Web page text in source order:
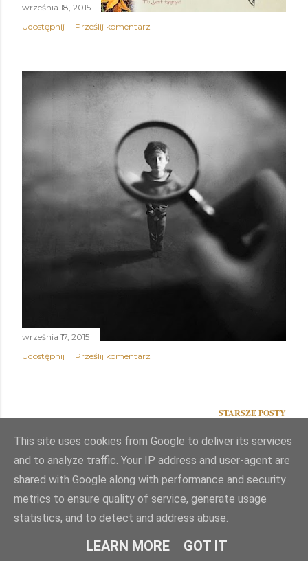
września 18, 2015
Udostępnij
Prześlij komentarz
września 17, 2015
Udostępnij
Prześlij komentarz
STARSZE POSTY
Obsługiwane przez usługę Blogger
Autor obrazów motywu:Mae Burke
This site uses cookies from Google to deliver its services
and to analyze traffic. Your IP address and user-agent are
shared with Google along with performance and security
metrics to ensure quality of service, generate usage
statistics, and to detect and address abuse.
LEARN MORE GOT IT